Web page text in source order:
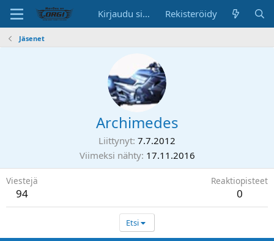
Kirjaudu sisään Rekisteröidy
Jäsenet
Archimedes
Liittynyt 7.7.2012
Viimeksi nähty 17.11.2016
Viestejä
94
Reaktiopisteet
0
Etsi